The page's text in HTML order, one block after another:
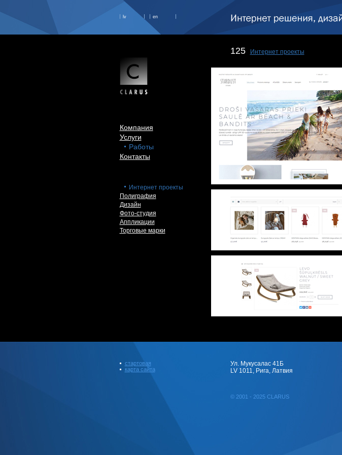
lv en
Компания
Услуги
Работы
Контакты
Интернет проекты
Полиграфия
Дизайн
Фото-студия
Аппликации
Торговые марки
125 Интернет проекты
стартовая
карта сайта
Ул. Мукусалас 41Б
LV 1011, Рига, Латвия
© 2001 - 2025 CLARUS